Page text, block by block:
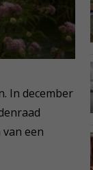
In december
een